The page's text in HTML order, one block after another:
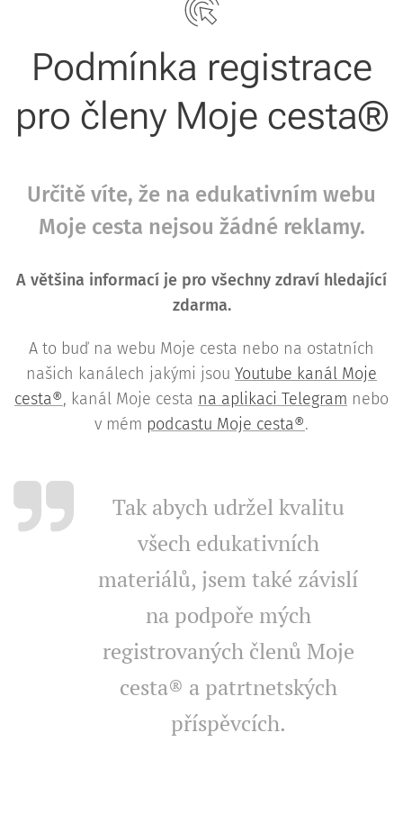
Podmínka registrace
pro členy Moje cesta®
Určitě víte, že na edukativním webu
Moje cesta nejsou žádné reklamy.
A většina informací je pro všechny zdraví hledající
zdarma.
A to buď na webu Moje cesta nebo na ostatních
našich kanálech jakými jsou Youtube kanál Moje
cesta®, kanál Moje cesta na aplikaci Telegram nebo
v mém podcastu Moje cesta®.
Tak abych udržel kvalitu
všech edukativních
materiálů, jsem také závislí
na podpoře mých
registrovaných členů Moje
cesta® a patrtnetských
příspěvcích.